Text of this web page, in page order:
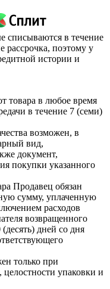
списываются в течение
рассрочка, поэтому у
истории и
товара в любое время
в течение 7 (семи)
возможен, в
вид,
документ,
покупки указанного
Продавец обязан
сумму, уплаченную
расходов
возвращенного
дней со дня
только при
упаковки и